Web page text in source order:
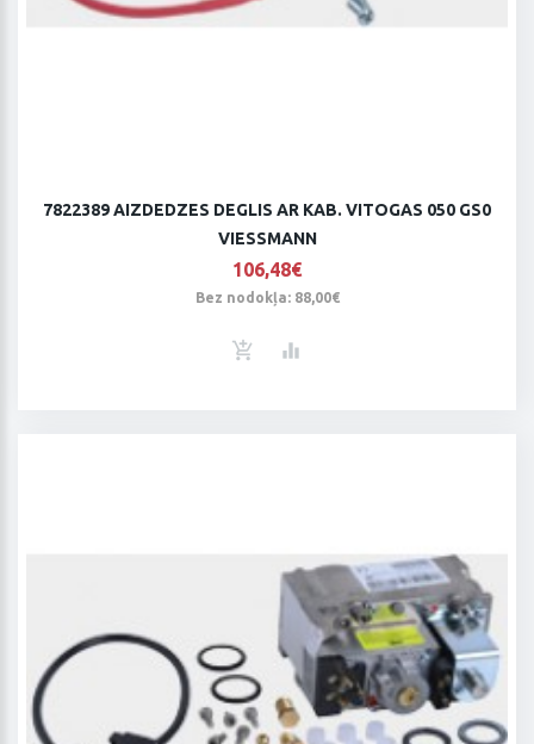
7822389 AIZDEDZES DEGLIS AR KAB. VITOGAS 050 GS0
VIESSMANN
106,48€
Bez nodokļa: 88,00€